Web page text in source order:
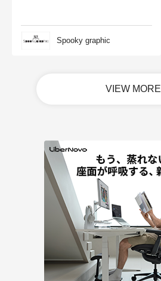
Spooky graphic
VIEW MORE